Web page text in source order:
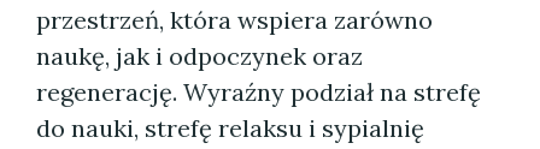
przestrzeń, która wspiera zarówno
naukę, jak i odpoczynek oraz
regenerację. Wyraźny podział na strefę
do nauki, strefę relaksu i sypialnię